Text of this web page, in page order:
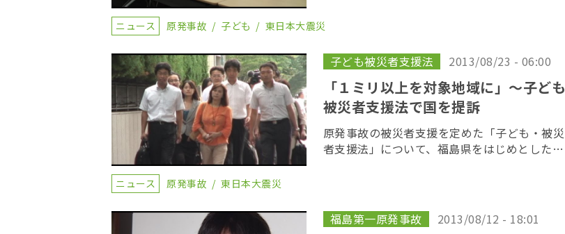
算に関して、関係省庁にヒヤリングを行った。
れてい […]
ニュース 原発事故 子ども 東日本大震災
子ども被災者支援法 2013/08/23 - 06:00
「１ミリ以上を対象地域に」〜子ども
被災者支援法で国を提訴
原発事故の被災者支援を定めた「子ども・被災
者支援法」について、福島県をはじめとした被
の提訴し […]
ニュース 原発事故 東日本大震災
福島第一原発事故 2013/08/12 - 18:01